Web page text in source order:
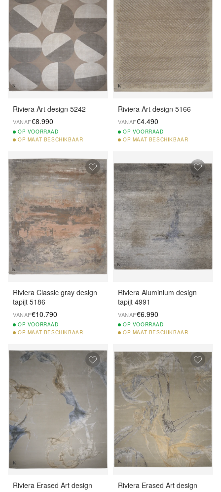
Riviera Art design 5242
VANAF€8.990
OP VOORRAAD
OP MAAT BESCHIKBAAR
Riviera Art design 5166
VANAF€4.490
OP VOORRAAD
OP MAAT BESCHIKBAAR
Riviera Classic gray design
tapijt 5186
VANAF€10.790
OP VOORRAAD
OP MAAT BESCHIKBAAR
Riviera Aluminium design
tapijt 4991
VANAF€6.990
OP VOORRAAD
OP MAAT BESCHIKBAAR
Riviera Erased Art design
Riviera Erased Art design